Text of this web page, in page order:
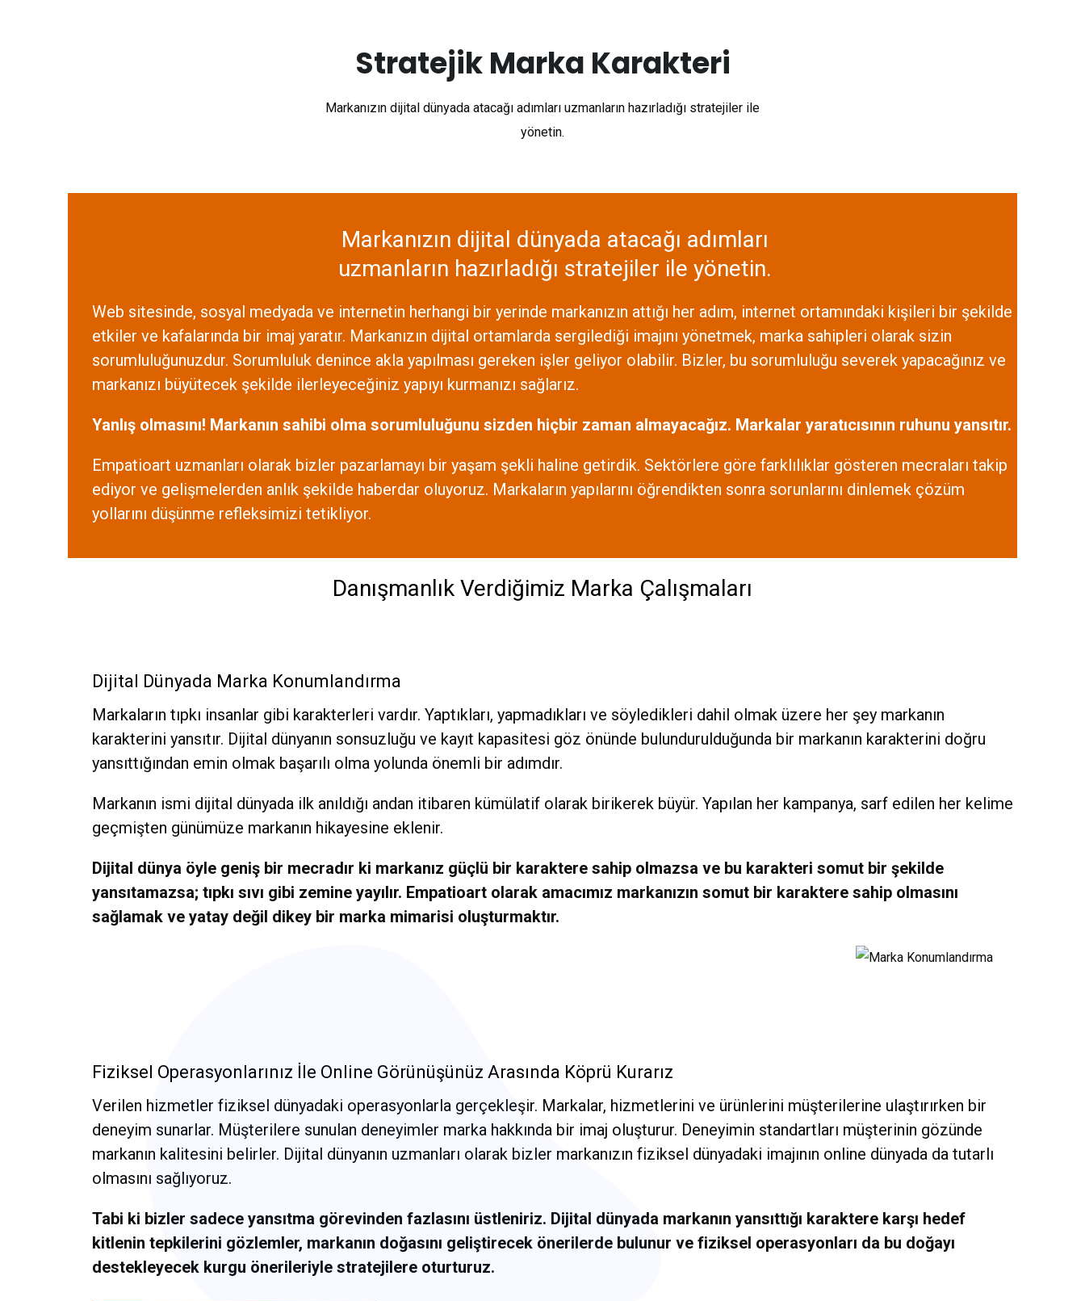
Stratejik Marka Karakteri
Markanızın dijital dünyada atacağı adımları uzmanların hazırladığı stratejiler ile
yönetin.
Markanızın dijital dünyada atacağı adımları
uzmanların hazırladığı stratejiler ile yönetin.
Web sitesinde, sosyal medyada ve internetin herhangi bir yerinde markanızın attığı her adım, internet ortamındaki kişileri bir şekilde
etkiler ve kafalarında bir imaj yaratır. Markanızın dijital ortamlarda sergilediği imajını yönetmek, marka sahipleri olarak sizin
sorumluluğunuzdur. Sorumluluk denince akla yapılması gereken işler geliyor olabilir. Bizler, bu sorumluluğu severek yapacağınız ve
markanızı büyütecek şekilde ilerleyeceğiniz yapıyı kurmanızı sağlarız.
Yanlış olmasını! Markanın sahibi olma sorumluluğunu sizden hiçbir zaman almayacağız. Markalar yaratıcısının ruhunu yansıtır.
Empatioart uzmanları olarak bizler pazarlamayı bir yaşam şekli haline getirdik. Sektörlere göre farklılıklar gösteren mecraları takip
ediyor ve gelişmelerden anlık şekilde haberdar oluyoruz. Markaların yapılarını öğrendikten sonra sorunlarını dinlemek çözüm
yollarını düşünme refleksimizi tetikliyor.
Danışmanlık Verdiğimiz Marka Çalışmaları
Dijital Dünyada Marka Konumlandırma
Markaların tıpkı insanlar gibi karakterleri vardır. Yaptıkları, yapmadıkları ve söyledikleri dahil olmak üzere her şey markanın
karakterini yansıtır. Dijital dünyanın sonsuzluğu ve kayıt kapasitesi göz önünde bulundurulduğunda bir markanın karakterini doğru
yansıttığından emin olmak başarılı olma yolunda önemli bir adımdır.
Markanın ismi dijital dünyada ilk anıldığı andan itibaren kümülatif olarak birikerek büyür. Yapılan her kampanya, sarf edilen her kelime
geçmişten günümüze markanın hikayesine eklenir.
Dijital dünya öyle geniş bir mecradır ki markanız güçlü bir karaktere sahip olmazsa ve bu karakteri somut bir şekilde
yansıtamazsa; tıpkı sıvı gibi zemine yayılır. Empatioart olarak amacımız markanızın somut bir karaktere sahip olmasını
sağlamak ve yatay değil dikey bir marka mimarisi oluşturmaktır.
Fiziksel Operasyonlarınız İle Online Görünüşünüz Arasında Köprü Kurarız
Verilen hizmetler fiziksel dünyadaki operasyonlarla gerçekleşir. Markalar, hizmetlerini ve ürünlerini müşterilerine ulaştırırken bir
deneyim sunarlar. Müşterilere sunulan deneyimler marka hakkında bir imaj oluşturur. Deneyimin standartları müşterinin gözünde
markanın kalitesini belirler. Dijital dünyanın uzmanları olarak bizler markanızın fiziksel dünyadaki imajının online dünyada da tutarlı
olmasını sağlıyoruz.
Tabi ki bizler sadece yansıtma görevinden fazlasını üstleniriz. Dijital dünyada markanın yansıttığı karaktere karşı hedef
kitlenin tepkilerini gözlemler, markanın doğasını geliştirecek önerilerde bulunur ve fiziksel operasyonları da bu doğayı
destekleyecek kurgu önerileriyle stratejilere oturturuz.